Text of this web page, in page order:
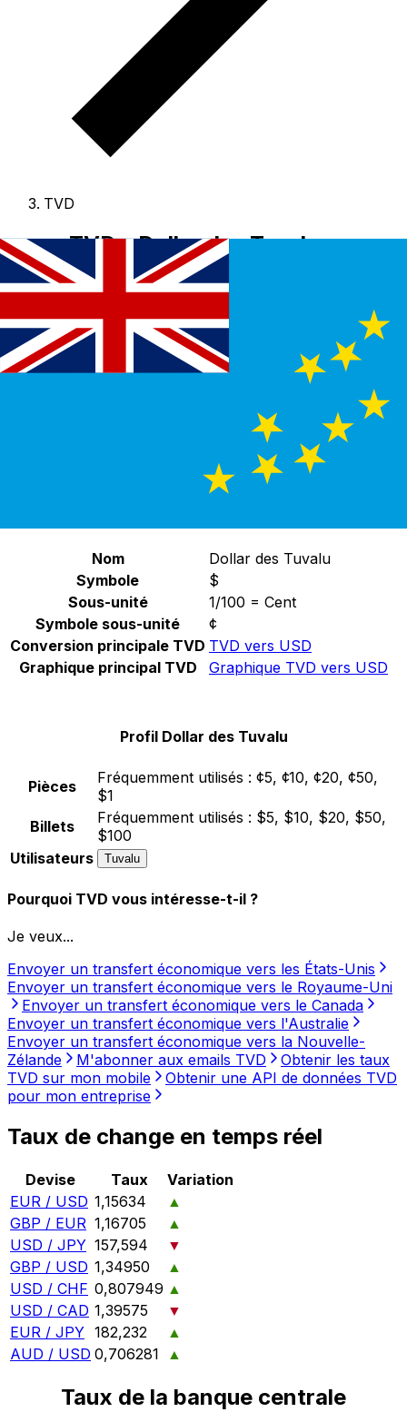
TVD
TVD - Dollar des Tuvalu
Le Dollar des Tuvalu est la devise de Tuvalu.
plus populaire est TVD vers USD.
Le code de devise
pour Dollars est TVD , et le symbole est $.
Ci-dessous,
vous trouverez les taux Dollar des Tuvalu et un
convertisseur.
Sélectionnez une devise
Continuer
Nom
Dollar des Tuvalu
Symbole
$
Sous-unité
1/100 = Cent
Symbole sous-unité
¢
Conversion principale TVD TVD vers USD
Graphique principal TVD
Graphique TVD vers USD
Profil Dollar des Tuvalu
Pièces Fréquemment utilisés : ¢5, ¢10, ¢20, ¢50,
$1
Billets
Fréquemment utilisés : $5, $10, $20, $50,
$100
Utilisateurs
Tuvalu
Pourquoi TVD vous intéresse-t-il ?
Je veux...
Envoyer un transfert économique vers les États-Unis
Envoyer un transfert économique vers le Royaume-Uni
Envoyer un transfert économique vers le Canada
Envoyer un transfert économique vers l'Australie
Envoyer un transfert économique vers la Nouvelle-
Zélande
M'abonner aux emails TVD
Obtenir les taux
TVD sur mon mobile
Obtenir une API de données TVD
pour mon entreprise
Taux de change en temps réel
Devise Taux
Variation
EUR / USD 1,15634
▲
GBP / EUR 1,16705
▲
USD / JPY 157,594
▼
GBP / USD 1,34950
▲
USD / CHF 0,807949 ▲
USD / CAD 1,39575
▼
EUR / JPY 182,232
▲
AUD / USD 0,706281 ▲
Taux de la banque centrale